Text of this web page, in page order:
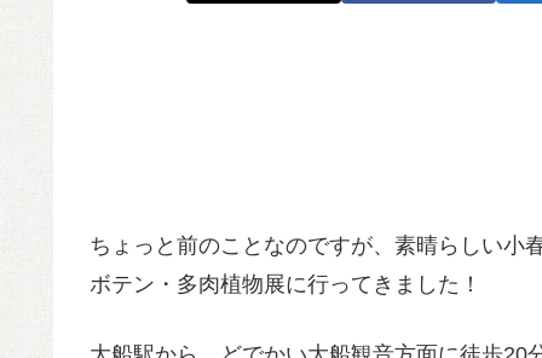
ちょっと前のことなのですが、素晴らしい小
ボテン・多肉植物展に行ってきました！